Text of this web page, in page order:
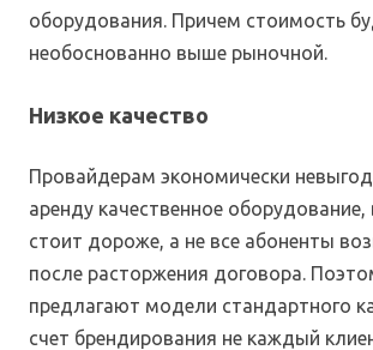
оборудования. Причем стоимость
необоснованно выше рыночной.
Низкое качество
Провайдерам экономически
аренду качественное оборудование,
стоит дороже, а не все абоненты
после расторжения договора.
предлагают модели стандартного
счет брендирования не каждый